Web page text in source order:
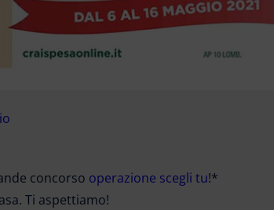
concorso operazione scegli tu!*
Ti aspettiamo!